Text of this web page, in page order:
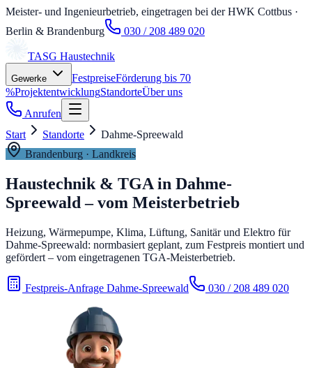
Meister- und Ingenieurbetrieb, eingetragen bei der HWK Cottbus ·
Berlin & Brandenburg
030 / 208 489 020
TASG Haustechnik
Gewerke FestpreiseFörderung bis 70
%ProjektentwicklungStandorteÜber uns
Anrufen
Start
Standorte
Dahme-Spreewald
Brandenburg · Landkreis
Haustechnik & TGA in Dahme-
Spreewald – vom Meisterbetrieb
Heizung, Wärmepumpe, Klima, Lüftung, Sanitär und Elektro für
Dahme-Spreewald: normbasiert geplant, zum Festpreis montiert und
gefördert – vom eingetragenen TGA-Meisterbetrieb.
Festpreis-Anfrage Dahme-Spreewald 030 / 208 489 020